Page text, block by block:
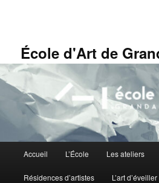
principalÉcole d'Art de
principal
Accueil L’École Les ateliers
Résidences d’artistes L’art d’éveiller